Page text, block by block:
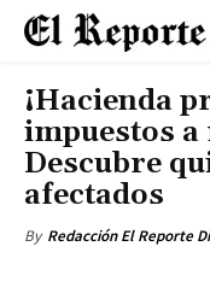
¡Hacienda
impuestos
Descubre
afectados
By Redacción El Reporte